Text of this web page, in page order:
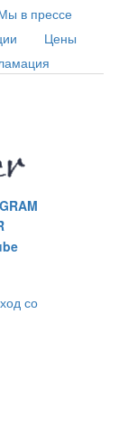
в прессе
Цены
со